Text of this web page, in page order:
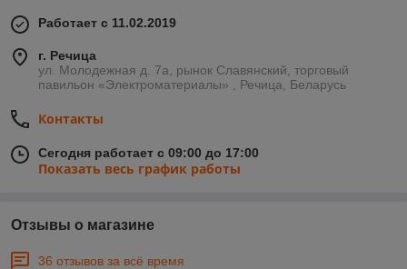
Работает с 11.02.2019
г. Речица
ул. Молодежная д. 7а, рынок Славянский, торговый
павильон «Электроматериалы» , Речица, Беларусь
Контакты
Сегодня работает с 09:00 до 17:00
Показать весь график работы
Отзывы о магазине
36 отзывов за всё время